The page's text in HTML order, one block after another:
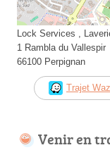
Lock Services ,
1 Rambla du Vallespir
66100 Perpignan
Trajet
Venir en